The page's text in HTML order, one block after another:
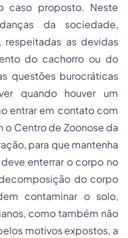
caso proposto. Neste
da sociedade,
as devidas
do cachorro ou do
questões burocráticas
quando houver um
entrar em contato com
o Centro de Zoonose da
para que mantenha
enterrar o corpo no
do corpo
contaminar o solo,
como também não
motivos expostos, a